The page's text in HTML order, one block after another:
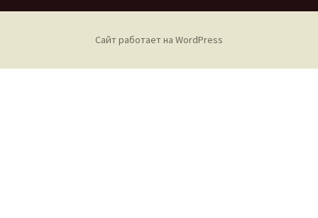
Сайт работает на WordPress